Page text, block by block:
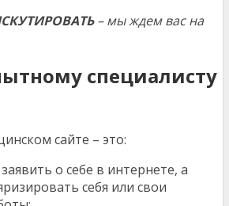
– мы ждем вас на
специалисту
сайте – это:
о себе в интернете, а
себя или свои